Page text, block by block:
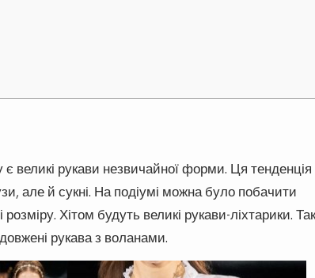
великі рукави незвичайної форми. Ця тенденція
але й сукні. На подіумі можна було побачити
Хітом будуть великі рукави-ліхтарики.
рукава з воланами.